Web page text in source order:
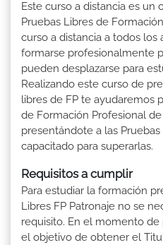
Este curso a distancia es un
Pruebas Libres de
curso a distancia a todos
formarse profesionalmente
pueden desplazarse para
Realizando este curso de
libres de FP te ayudaremos
de Formación Profesional
presentándote a las
capacitado para superarlas.
Requisitos a cumplir
Para estudiar la formación
Libres FP Patronaje no se
requisito. En el momento
el objetivo de obtener el